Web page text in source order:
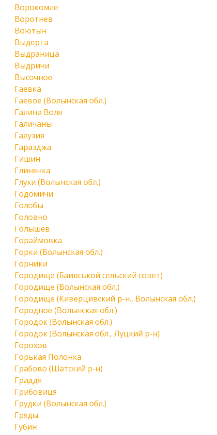
Ворокомле
Воротнев
Воютын
Выдерта
Выдраница
Выдричи
Высочное
Гаевка
Гаевое (Волынская обл.)
Галина Воля
Галичаны
Галузия
Гаразджа
Гишин
Глинянка
Глухи (Волынская обл.)
Годомичи
Голобы
Головно
Голышев
Гораймовка
Горки (Волынская обл.)
Горники
Городище (Баивськой сельский совет)
Городище (Волынская обл.)
Городище (Киверцивский р-н., Волынская обл.)
Городное (Волынская обл.)
Городок (Волынская обл.)
Городок (Волынская обл., Луцкий р-н)
Горохов
Горькая Полонка
Грабово (Шатский р-н)
Граддя
Грибовиця
Грудки (Волынская обл.)
Гряды
Губин